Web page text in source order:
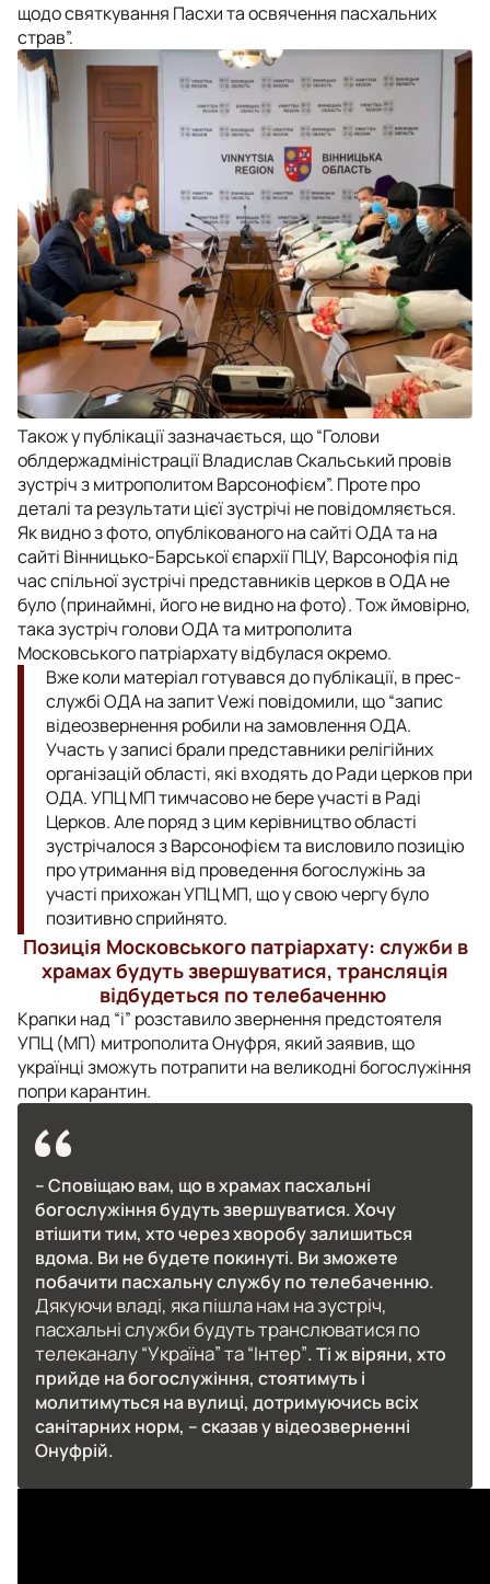
щодо святкування Пасхи та освячення пасхальних
страв”.
Також у публікації зазначається, що “Голови
облдержадміністрації Владислав Скальський провів
зустріч з митрополитом Варсонофієм”. Проте про
деталі та результати цієї зустрічі не повідомляється.
Як видно з фото, опублікованого на сайті ОДА та на
сайті Вінницько-Барської єпархії ПЦУ, Варсонофія під
час спільної зустрічі представників церков в ОДА не
було (принаймні, його не видно на фото). Тож ймовірно,
така зустріч голови ОДА та митрополита
Московського патріархату відбулася окремо.
Вже коли матеріал готувався до публікації, в прес-
службі ОДА на запит Vежі повідомили, що “запис
відеозвернення робили на замовлення ОДА.
Участь у записі брали представники релігійних
організацій області, які входять до Ради церков при
ОДА. УПЦ МП тимчасово не бере участі в Раді
Церков. Але поряд з цим керівництво області
зустрічалося з Варсонофієм та висловило позицію
про утримання від проведення богослужінь за
участі прихожан УПЦ МП, що у свою чергу було
позитивно сприйнято.
Позиція Московського патріархату: служби в
храмах будуть звершуватися, трансляція
відбудеться по телебаченню
Крапки над “і” розставило звернення предстоятеля
УПЦ (МП) митрополита Онуфря, який заявив, що
українці зможуть потрапити на великодні богослужіння
попри карантин.
– Сповіщаю вам, що в храмах пасхальні
богослужіння будуть звершуватися. Хочу
втішити тим, хто через хворобу залишиться
вдома. Ви не будете покинуті. Ви зможете
побачити пасхальну службу по телебаченню.
Дякуючи владі, яка пішла нам на зустріч,
пасхальні служби будуть транслюватися по
телеканалу “Україна” та “Інтер”. Ті ж віряни, хто
прийде на богослужіння, стоятимуть і
молитимуться на вулиці, дотримуючись всіх
санітарних норм, – сказав у відеозверненні
Онуфрій.